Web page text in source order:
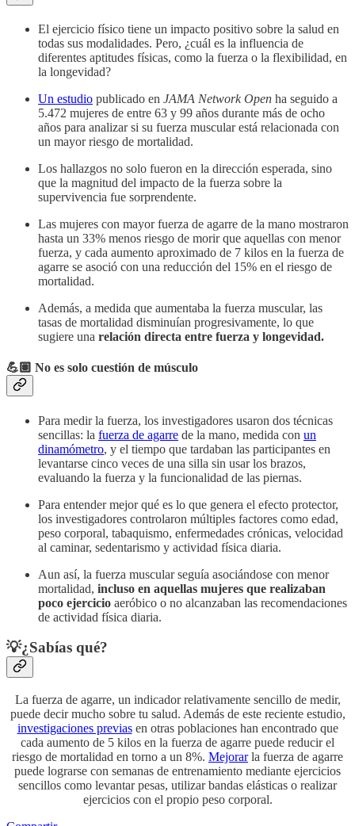
El ejercicio físico tiene un impacto positivo sobre la salud en
todas sus modalidades. Pero, ¿cuál es la influencia de
diferentes aptitudes físicas, como la fuerza o la flexibilidad, en
la longevidad?
Un estudio publicado en JAMA Network Open ha seguido a
5.472 mujeres de entre 63 y 99 años durante más de ocho
años para analizar si su fuerza muscular está relacionada con
un mayor riesgo de mortalidad.
Los hallazgos no solo fueron en la dirección esperada, sino
que la magnitud del impacto de la fuerza sobre la
supervivencia fue sorprendente.
Las mujeres con mayor fuerza de agarre de la mano mostraron
hasta un 33% menos riesgo de morir que aquellas con menor
fuerza, y cada aumento aproximado de 7 kilos en la fuerza de
agarre se asoció con una reducción del 15% en el riesgo de
mortalidad.
Además, a medida que aumentaba la fuerza muscular, las
tasas de mortalidad disminuían progresivamente, lo que
sugiere una relación directa entre fuerza y longevidad.
💪🏽 No es solo cuestión de músculo
Para medir la fuerza, los investigadores usaron dos técnicas
sencillas: la fuerza de agarre de la mano, medida con un
dinamómetro, y el tiempo que tardaban las participantes en
levantarse cinco veces de una silla sin usar los brazos,
evaluando la fuerza y la funcionalidad de las piernas.
Para entender mejor qué es lo que genera el efecto protector,
los investigadores controlaron múltiples factores como edad,
peso corporal, tabaquismo, enfermedades crónicas, velocidad
al caminar, sedentarismo y actividad física diaria.
Aun así, la fuerza muscular seguía asociándose con menor
mortalidad, incluso en aquellas mujeres que realizaban
poco ejercicio aeróbico o no alcanzaban las recomendaciones
de actividad física diaria.
💡¿Sabías qué?
La fuerza de agarre, un indicador relativamente sencillo de medir,
puede decir mucho sobre tu salud. Además de este reciente estudio,
investigaciones previasen otras poblaciones han encontrado que
cada aumento de 5 kilos en la fuerza de agarre puede reducir el
riesgo de mortalidad en torno a un 8%. Mejorarla fuerza de agarre
puede lograrse con semanas de entrenamiento mediante ejercicios
sencillos como levantar pesas, utilizar bandas elásticas o realizar
ejercicios con el propio peso corporal.